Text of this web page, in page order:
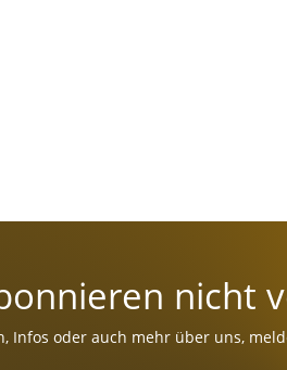
nicht
Infos oder auch mehr über uns,